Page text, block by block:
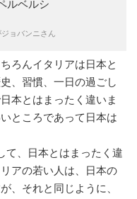
ョバンニさん
ろんイタリアは日本と
、習慣、一日の過ごし
本とはまったく違いま
ところであって日本は
て、日本とはまったく違
アの若い人は、日本の
、それと同じように、